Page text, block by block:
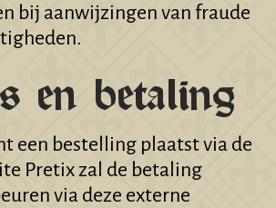
bij aanwijzingen van fraude
en betaling
een bestelling plaatst via de
Pretix zal de betaling
via deze externe